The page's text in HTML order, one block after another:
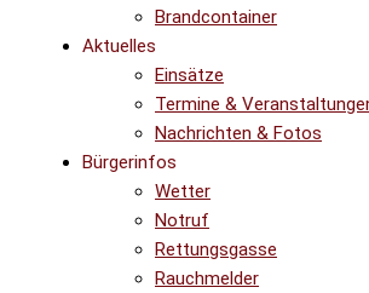
Brandcontainer
Aktuelles
Einsätze
Termine &
Nachrichten & Fotos
Bürgerinfos
Wetter
Notruf
Rettungsgasse
Rauchmelder